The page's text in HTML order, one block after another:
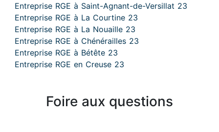
Entreprise RGE à Saint-Agnant-de-Versillat 23
Entreprise RGE à La Courtine 23
Entreprise RGE à La Nouaille 23
Entreprise RGE à Chénérailles 23
Entreprise RGE à Bétête 23
Entreprise RGE en Creuse 23
Foire aux questions